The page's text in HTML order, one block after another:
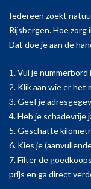
Iedereen zoekt
Rijsbergen. Hoe zorg
Dat doe je aan de
1. Vul je
2. Klik aan wie er
3. Geef je
4. Heb je schadevrije
5. Geschatte
6. Kies je
7. Filter de
prijs en ga direct